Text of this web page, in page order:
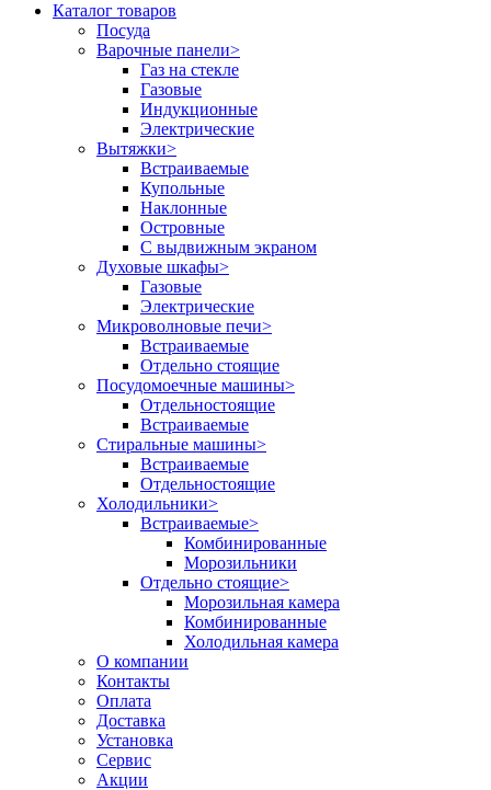
Каталог товаров
Посуда
Варочные панели>
Газ на стекле
Газовые
Индукционные
Электрические
Вытяжки>
Встраиваемые
Купольные
Наклонные
Островные
С выдвижным экраном
Духовые шкафы>
Газовые
Электрические
Микроволновые печи>
Встраиваемые
Отдельно стоящие
Посудомоечные машины>
Отдельностоящие
Встраиваемые
Стиральные машины>
Встраиваемые
Отдельностоящие
Холодильники>
Встраиваемые>
Комбинированные
Морозильники
Отдельно стоящие>
Морозильная камера
Комбинированные
Холодильная камера
О компании
Контакты
Оплата
Доставка
Установка
Сервис
Акции